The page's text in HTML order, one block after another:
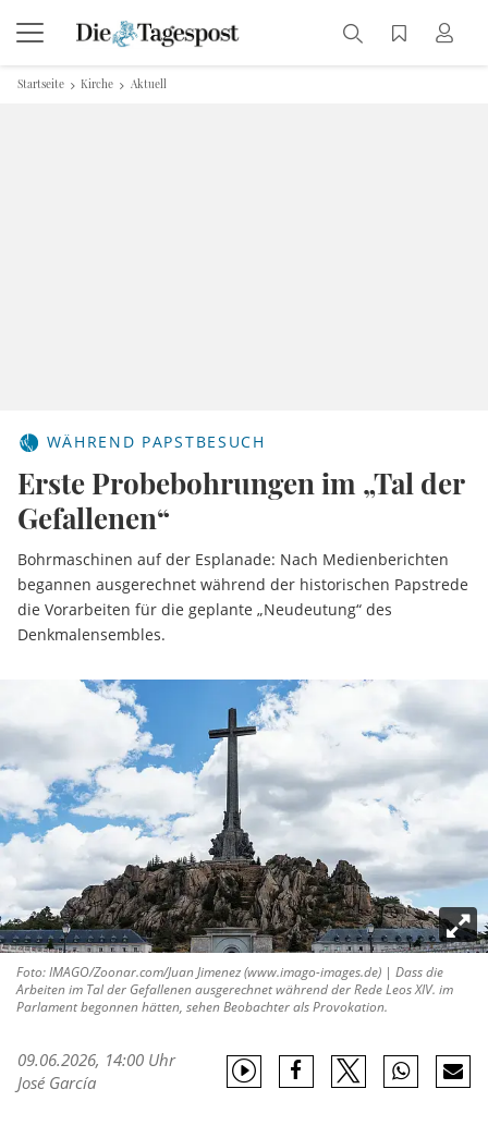
Startseite Kirche Aktuell
WÄHREND PAPSTBESUCH
Erste Probebohrungen im „Tal der
Gefallenen“
Bohrmaschinen auf der Esplanade: Nach Medienberichten
begannen ausgerechnet während der historischen Papstrede
die Vorarbeiten für die geplante „Neudeutung“ des
Denkmalensembles.
Foto: IMAGO/Zoonar.com/Juan Jimenez (www.imago-images.de) | Dass die
Arbeiten im Tal der Gefallenen ausgerechnet während der Rede Leos XIV. im
Parlament begonnen hätten, sehen Beobachter als Provokation.
09.06.2026, 14:00 Uhr
José García